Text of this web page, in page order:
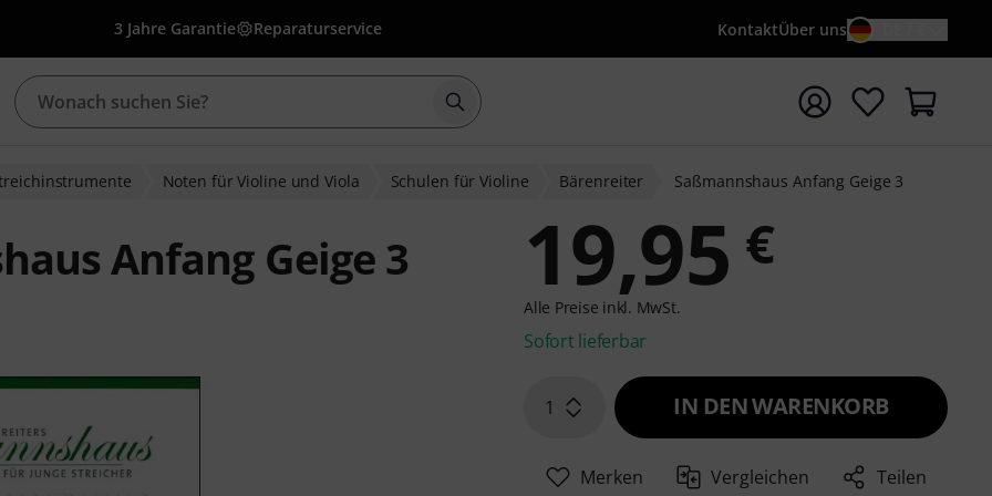
3 Jahre Garantie Reparaturservice KontaktÜber uns
Suche mit Suchwort {searchTerm} starten
Noten für Violine und Viola Schulen für Violine Bärenreiter Saßmannshaus Anfang Geige 3
Anfang Geige 3 19,95 €
Alle Preise inkl. MwSt.
Sofort lieferbar
1 IN DEN WARENKORB
Merken Vergleichen Teilen